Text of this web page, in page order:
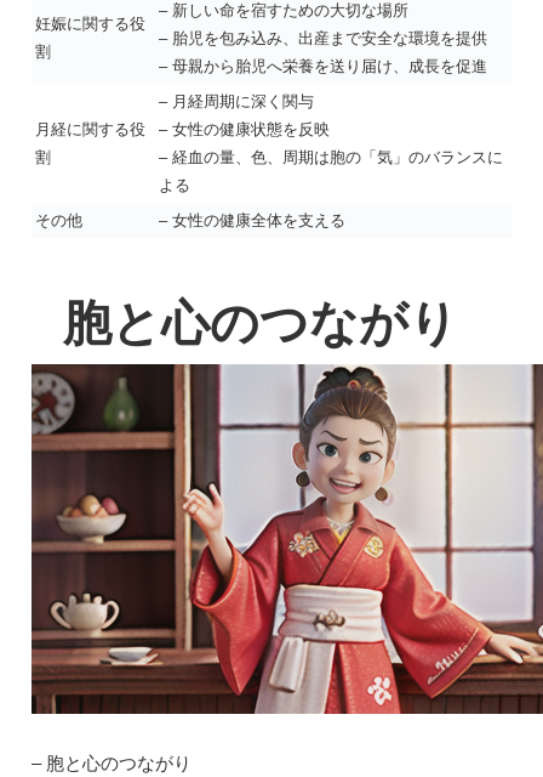
妊娠に関する役
割
– 新しい命を宿すための大切な場所
– 胎児を包み込み、出産まで安全な環境を提供
– 母親から胎児へ栄養を送り届け、成長を促進
月経に関する役
割
– 月経周期に深く関与
– 女性の健康状態を反映
– 経血の量、色、周期は胞の「気」のバランスに
よる
その他
– 女性の健康全体を支える
胞と心のつながり
– 胞と心のつながり